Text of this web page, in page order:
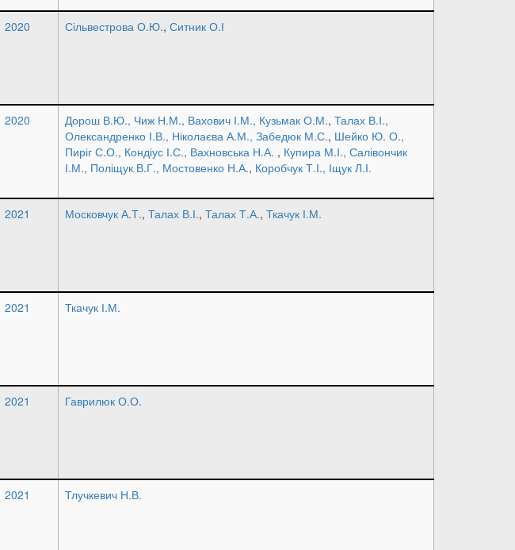
2020 Сільвестрова О.Ю., Ситник О.І
2020 Дорош В.Ю., Чиж Н.М., Вахович І.М., Кузьмак О.М., Талах В.І.,
Олександренко І.В., Ніколаєва А.М., Забедюк М.С., Шейко Ю. О.,
Пиріг С.О., Кондіус І.С., Вахновська Н.А. , Купира М.І., Салівончик
І.М., Поліщук В.Г., Мостовенко Н.А., Коробчук Т.І., Іщук Л.І.
2021 Московчук А.Т., Талах В.І., Талах Т.А., Ткачук І.М.
2021 Ткачук І.М.
2021 Гаврилюк О.О.
2021 Тлучкевич Н.В.